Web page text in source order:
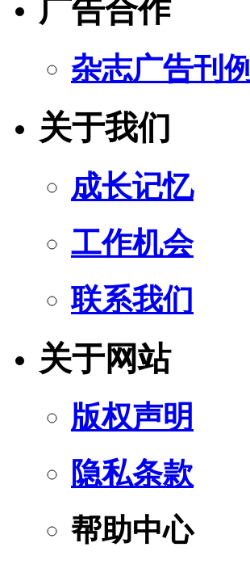
广告合作
杂志广告刊例
关于我们
成长记忆
工作机会
联系我们
关于网站
版权声明
隐私条款
帮助中心